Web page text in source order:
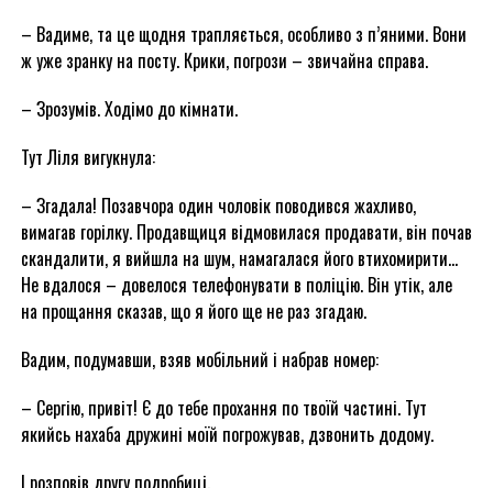
– Вадиме, та це щодня трапляється, особливо з п’яними. Вони
ж уже зранку на посту. Крики, погрози – звичайна справа.
– Зрозумів. Ходімо до кімнати.
Тут Ліля вигукнула:
– Згадала! Позавчора один чоловік поводився жахливо,
вимагав горілку. Продавщиця відмовилася продавати, він почав
скандалити, я вийшла на шум, намагалася його втихомирити…
Не вдалося – довелося телефонувати в поліцію. Він утік, але
на прощання сказав, що я його ще не раз згадаю.
Вадим, подумавши, взяв мобільний і набрав номер:
– Сергію, привіт! Є до тебе прохання по твоїй частині. Тут
якийсь нахаба дружині моїй погрожував, дзвонить додому.
І розповів другу подробиці.